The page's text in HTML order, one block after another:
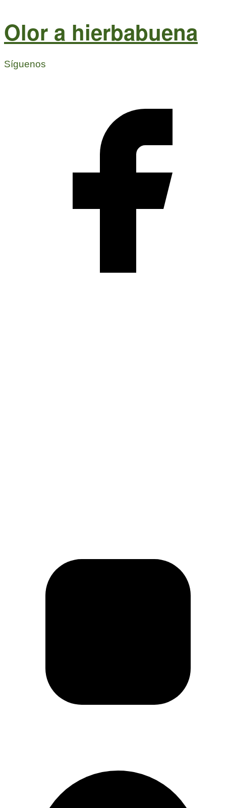
Olor a hierbabuena
Síguenos